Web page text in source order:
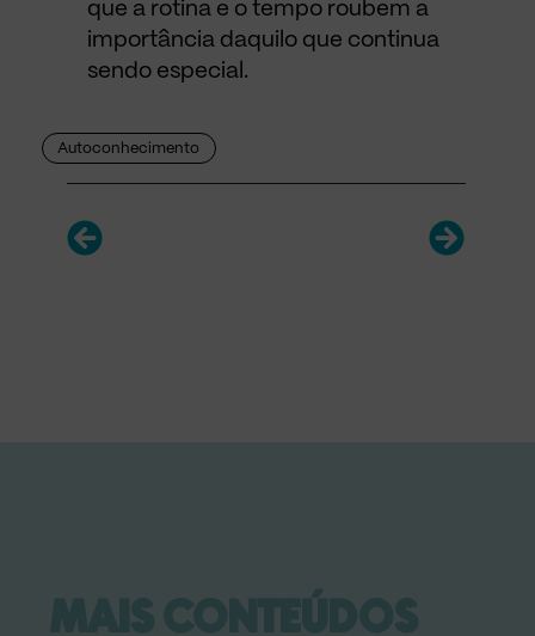
que a rotina e o tempo roubem a
importância daquilo que continua
sendo especial.
Autoconhecimento